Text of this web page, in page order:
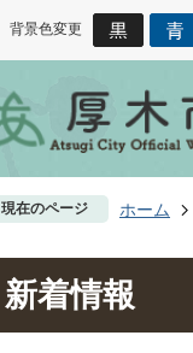
背景色変更
現在のページ ホーム
新着情報